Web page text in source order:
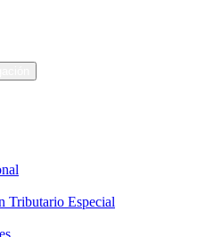
Tributario Especial